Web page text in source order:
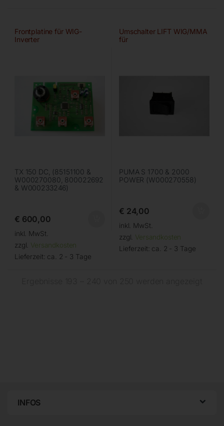
Frontplatine für WIG-
Inverter
TX 150 DC, (85151100 &
W000270080, 800022692
& W000233246)
€ 600,00
inkl. MwSt.
zzgl. Versandkosten
Lieferzeit: ca. 2 - 3 Tage
Umschalter LIFT WIG/MMA
für
PUMA S 1700 & 2000
POWER (W000270558)
€ 24,00
inkl. MwSt.
zzgl. Versandkosten
Lieferzeit: ca. 2 - 3 Tage
INFOS